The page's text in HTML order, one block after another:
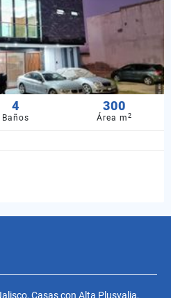
4
Baños
300
Área m2
Casas con Alta Plusvalia,